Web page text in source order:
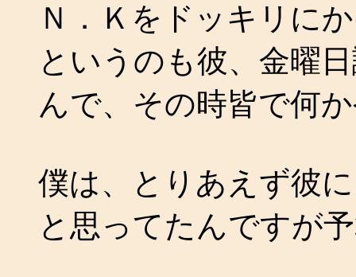
Ｎ．Ｋをドッキリに
というのも彼、金曜
んで、その時皆で何
僕は、とりあえず彼
と思ってたんですが